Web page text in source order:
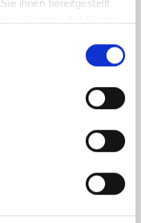
ihnen bereitgestellt
Kenntnis genommen. Ich stimme
für die Zukunft per E-Mail